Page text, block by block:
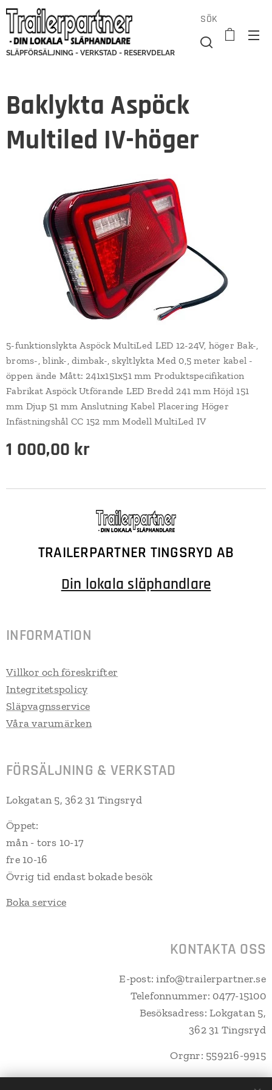
SLÄPFÖRSÄLJNING - VERKSTAD - RESERVDELAR
SÖK
Baklykta Aspöck
Multiled IV-höger
5-funktionslykta Aspöck MultiLed LED 12-24V, höger Bak-,
broms-, blink-, dimbak-, skyltlykta Med 0,5 meter kabel -
öppen ände Mått: 241x151x51 mm Produktspecifikation
Fabrikat Aspöck Utförande LED Bredd 241 mm Höjd 151
mm Djup 51 mm Anslutning Kabel Placering Höger
Infästningshål CC 152 mm Modell MultiLed IV
1 000,00 kr
TRAILERPARTNER TINGSRYD AB
Din lokala släphandlare
INFORMATION
Villkor och föreskrifter
Integritetspolicy
Släpvagnsservice
Våra varumärken
FÖRSÄLJNING & VERKSTAD
Lokgatan 5, 362 31 Tingsryd
Öppet:
mån - tors 10-17
fre 10-16
Övrig tid endast bokade besök
Boka service
KONTAKTA OSS
E-post: info@trailerpartner.se
Telefonnummer: 0477-15100
Besöksadress: Lokgatan 5,
362 31 Tingsryd
Orgnr: 559216-9915